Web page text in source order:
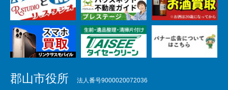
郡山市役所 法人番号9000020072036